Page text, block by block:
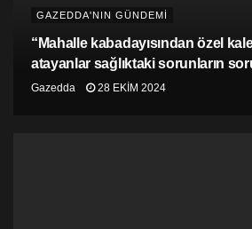
GAZEDDA'NIN GÜNDEMİ
“Mahalle kabadayısından özel
atayanlar sağlıktaki sorunların
Gazedda 28 EKIM 2024